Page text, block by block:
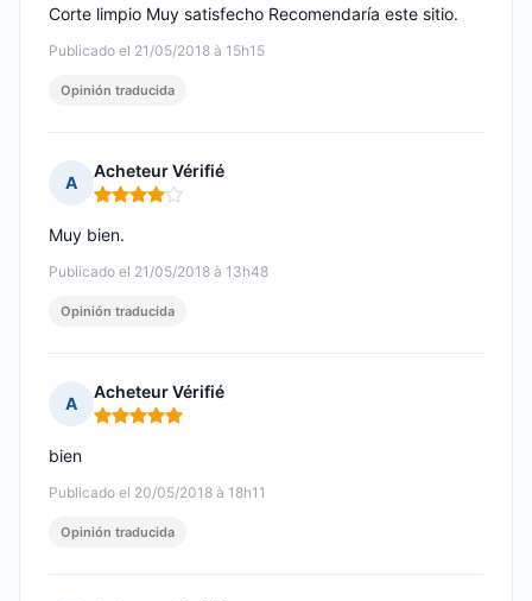
Publicado el 21/05/2018 à 15h15
Corte limpio Muy satisfecho Recomendaría este sitio.
Opinión traducida
A
Acheteur Vérifié
Nota: 4 de 5
Publicado el 21/05/2018 à 13h48
Muy bien.
Opinión traducida
A
Acheteur Vérifié
Nota: 5 de 5
Publicado el 20/05/2018 à 18h11
bien
Opinión traducida